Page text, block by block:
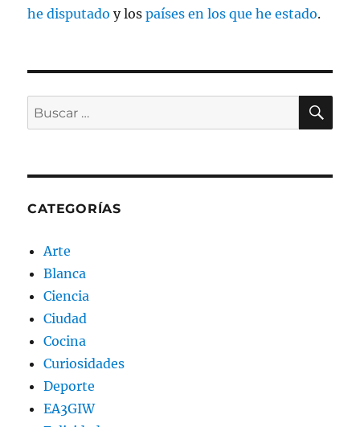
he disputado y lospaíses en los que he estado.
Buscar
por:
CATEGORÍAS
Arte
Blanca
Ciencia
Ciudad
Cocina
Curiosidades
Deporte
EA3GIW